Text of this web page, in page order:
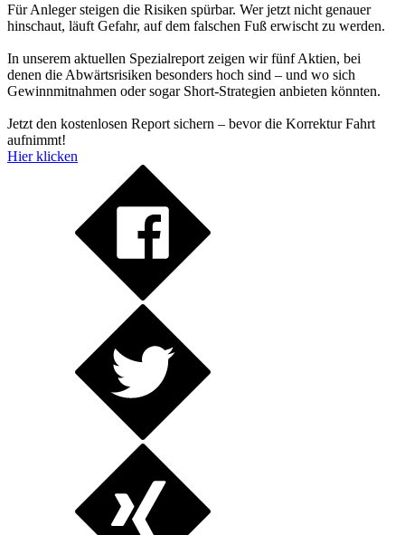
Für Anleger steigen die Risiken spürbar. Wer jetzt nicht genauer
hinschaut, läuft Gefahr, auf dem falschen Fuß erwischt zu werden.
In unserem aktuellen Spezialreport zeigen wir fünf Aktien, bei
denen die Abwärtsrisiken besonders hoch sind – und wo sich
Gewinnmitnahmen oder sogar Short-Strategien anbieten könnten.
Jetzt den kostenlosen Report sichern – bevor die Korrektur Fahrt
aufnimmt!
Hier klicken